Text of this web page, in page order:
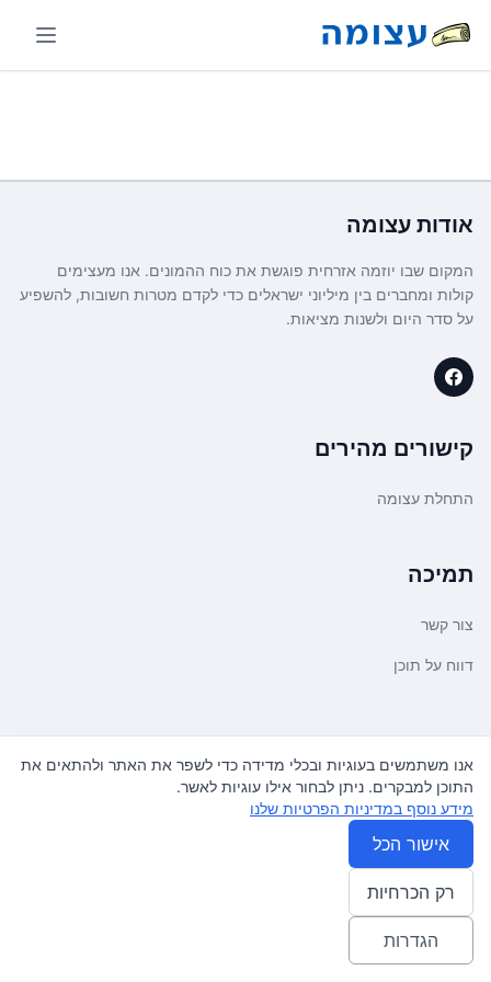
אודות עצומה
המקום שבו יוזמה אזרחית פוגשת את כוח ההמונים. אנו מעצימים
קולות ומחברים בין מיליוני ישראלים כדי לקדם מטרות חשובות, להשפיע
על סדר היום ולשנות מציאות.
קישורים מהירים
התחלת עצומה
תמיכה
צור קשר
דווח על תוכן
משפטי ועדכונים
מדיניות פרטיות
תנאי שימוש
© 2026 עצומה. כל הזכויות שמורות.
אנו משתמשים בעוגיות ובכלי מדידה כדי לשפר את האתר ולהתאים את
התוכן למבקרים. ניתן לבחור אילו עוגיות לאשר.
מידע נוסף במדיניות הפרטיות שלנו
אישור הכל
רק הכרחיות
הגדרות